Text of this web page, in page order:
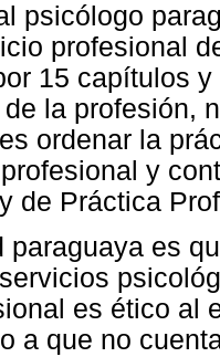
psicólogo
profesional
15 capítulos
de la profesión,
ordenar la
y
de Práctica
paraguaya es
es ético al
a que no